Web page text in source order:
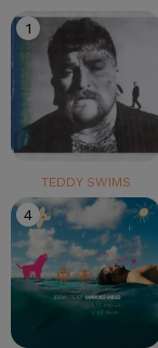
1
TEDDY SWIMS
4